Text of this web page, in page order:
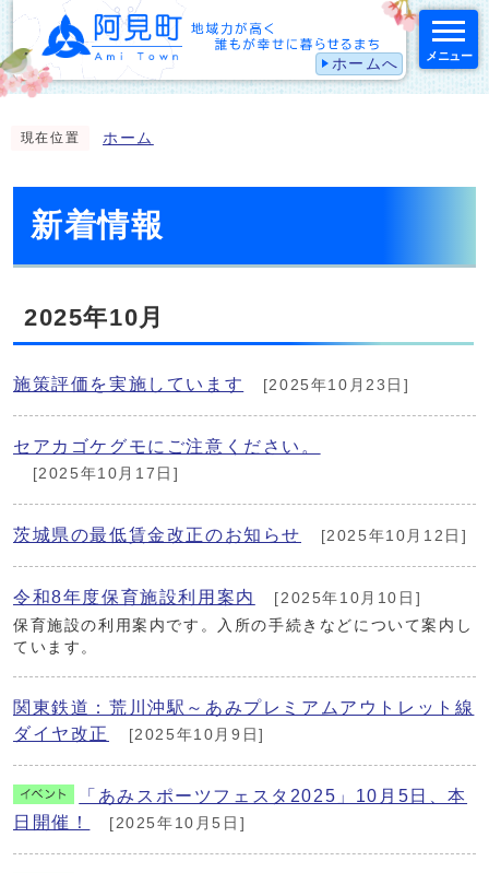
ホームへ メニュー
現在位置 ホーム
新着情報
2025年10月
施策評価を実施しています [2025年10月23日]
セアカゴケグモにご注意ください。
[2025年10月17日]
茨城県の最低賃金改正のお知らせ [2025年10月12日]
令和8年度保育施設利用案内
[2025年10月10日]
保育施設の利用案内です。入所の手続きなどについて案内し
ています。
関東鉄道：荒川沖駅～あみプレミアムアウトレット線
ダイヤ改正
[2025年10月9日]
「あみスポーツフェスタ2025」10月5日、本
日開催！
[2025年10月5日]